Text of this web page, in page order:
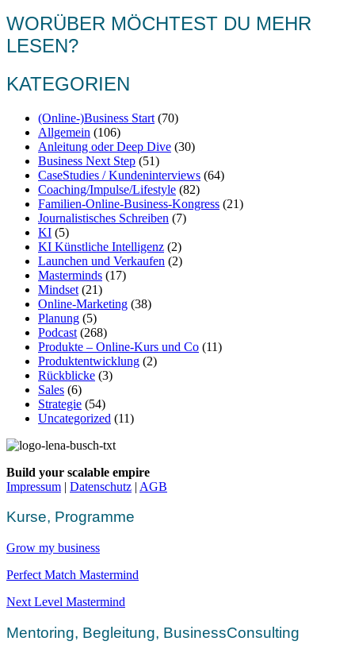
WORÜBER MÖCHTEST DU MEHR
LESEN?
KATEGORIEN
(Online-)Business Start (70)
Allgemein (106)
Anleitung oder Deep Dive (30)
Business Next Step (51)
CaseStudies / Kundeninterviews (64)
Coaching/Impulse/Lifestyle (82)
Familien-Online-Business-Kongress (21)
Journalistisches Schreiben (7)
KI (5)
KI Künstliche Intelligenz (2)
Launchen und Verkaufen (2)
Masterminds (17)
Mindset (21)
Online-Marketing (38)
Planung (5)
Podcast (268)
Produkte – Online-Kurs und Co (11)
Produktentwicklung (2)
Rückblicke (3)
Sales (6)
Strategie (54)
Uncategorized (11)
Build your scalable empire
Impressum | Datenschutz | AGB
Kurse, Programme
Grow my business
Perfect Match Mastermind
Next Level Mastermind
Mentoring, Begleitung, BusinessConsulting